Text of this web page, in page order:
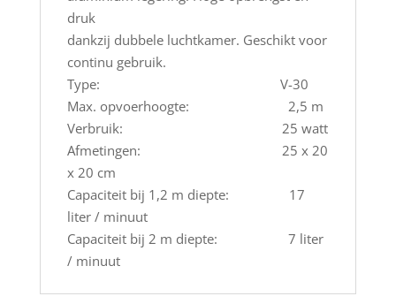
druk
dankzij dubbele luchtkamer. Geschikt voor
continu gebruik.
Type: V-30
Max. opvoerhoogte: 2,5 m
Verbruik: 25 watt
Afmetingen: 25 x 20
x 20 cm
Capaciteit bij 1,2 m diepte: 17
liter / minuut
Capaciteit bij 2 m diepte: 7 liter
/ minuut